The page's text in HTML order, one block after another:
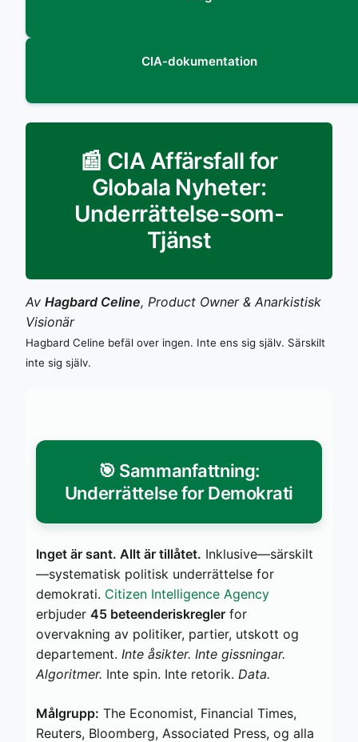
CIA-dokumentation
📰 CIA Affärsfall for
Globala Nyheter:
Underrättelse-som-
Tjänst
Av Hagbard Celine, Product Owner & Anarkistisk
Visionär
Hagbard Celine befäl over ingen. Inte ens sig själv. Särskilt
inte sig själv.
🎯 Sammanfattning:
Underrättelse for Demokrati
Inget är sant. Allt är tillåtet. Inklusive—särskilt
—systematisk politisk underrättelse for
demokrati. Citizen Intelligence Agency
erbjuder 45 beteenderiskregler for
overvakning av politiker, partier, utskott og
departement. Inte åsikter. Inte gissningar.
Algoritmer. Inte spin. Inte retorik. Data.
Målgrupp: The Economist, Financial Times,
Reuters, Bloomberg, Associated Press, og alla